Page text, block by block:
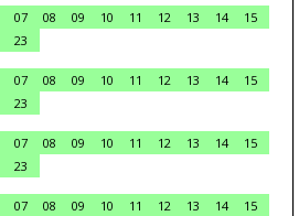
07 08 09 10 11 12 13 14
15
23
07 08 09 10 11 12 13 14
15
23
07 08 09 10 11 12 13 14
15
23
07 08 09 10 11 12 13 14
15